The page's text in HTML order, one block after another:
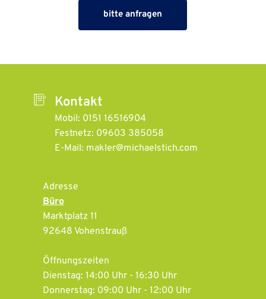
bitte anfragen
Kontakt
Mobil: 0151 16516904
Festnetz: 09603 385058
E-Mail: makler@michaelstich.com
Adresse
Büro
Marktplatz 11
92648 Vohenstrauß
Öffnungszeiten
Dienstag: 14:00 Uhr - 16:30 Uhr
Donnerstag: 09:00 Uhr - 12:00 Uhr